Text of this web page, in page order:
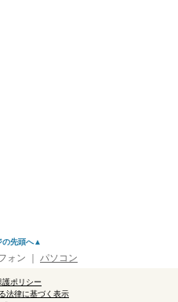
の先頭へ▲
ォン ｜ パソコン
護ポリシー
法律に基づく表示